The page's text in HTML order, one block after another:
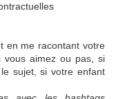
en me racontant votre
vous aimez ou pas, si
sujet, si votre enfant